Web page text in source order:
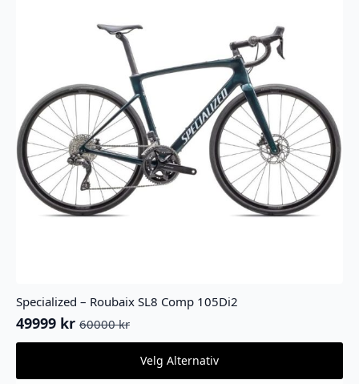
Specialized – Roubaix SL8 Comp 105Di2
60000kr
Opprinnelig
pris
49999 kr
Nåværende
pris
Velg Alternativ
Dette
har